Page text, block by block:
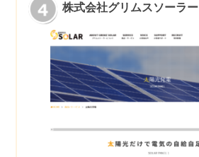
株式会社グリムスソーラー